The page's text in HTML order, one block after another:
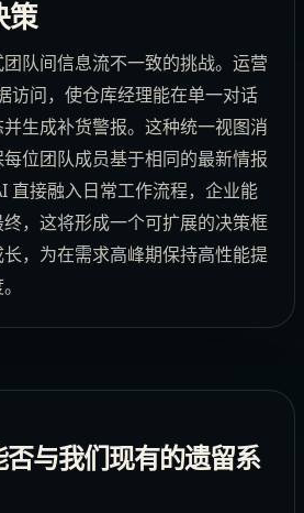
策
队间信息流不一致的挑战。运营
访问，使仓库经理能在单一对话
生成补货警报。这种统一视图消
位团队成员基于相同的最新情报
直接融入日常工作流程，企业能
，这将形成一个可扩展的决策框
，为在需求高峰期保持高性能提
与我们现有的遗留系